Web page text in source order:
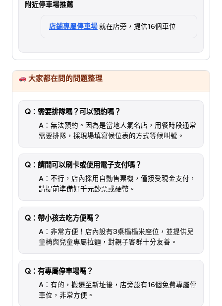
附近停車場推薦
店鋪專屬停車場就在店旁，提供16個車位
大家都在問的問題整理
Q：需要排隊嗎？可以預約嗎？
A：無法預約。因為是當地人氣名店，用餐時段通常
需要排隊，採現場填寫候位表的方式等候叫號。
Q：請問可以刷卡或使用電子支付嗎？
A：不行，店內採用自動售票機，僅接受現金支付，
請提前準備好千元鈔票或硬幣。
Q：帶小孩去吃方便嗎？
A：非常方便！店內設有3桌榻榻米座位，並提供兒
童椅與兒童專屬拉麵，對親子客群十分友善。
Q：有專屬停車場嗎？
A：有的，搬遷至新址後，店旁設有16個免費專屬停
車位，非常方便。